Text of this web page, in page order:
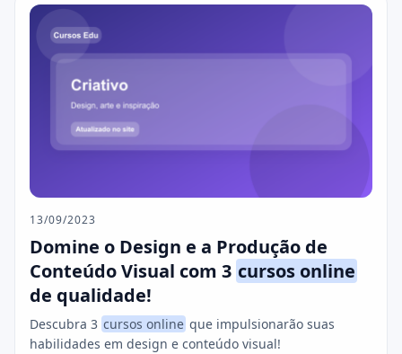
13/09/2023
Domine o Design e a Produção de
Conteúdo Visual com 3 cursos online
de qualidade!
Descubra 3 cursos online que impulsionarão suas
habilidades em design e conteúdo visual!